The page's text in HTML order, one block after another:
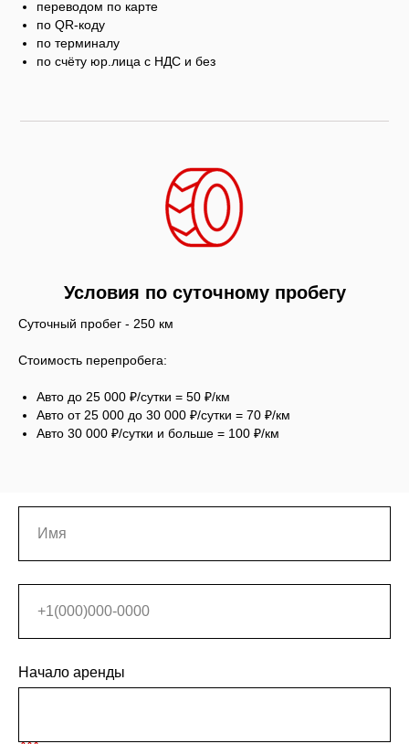
переводом по карте
по QR-коду
по терминалу
по счёту юр.лица с НДС и без
Условия по суточному пробегу
Суточный пробег - 250 км
Стоимость перепробега:
Авто до 25 000 ₽/сутки = 50 ₽/км
Авто от 25 000 до 30 000 ₽/сутки = 70 ₽/км
Авто 30 000 ₽/сутки и больше = 100 ₽/км
Начало аренды